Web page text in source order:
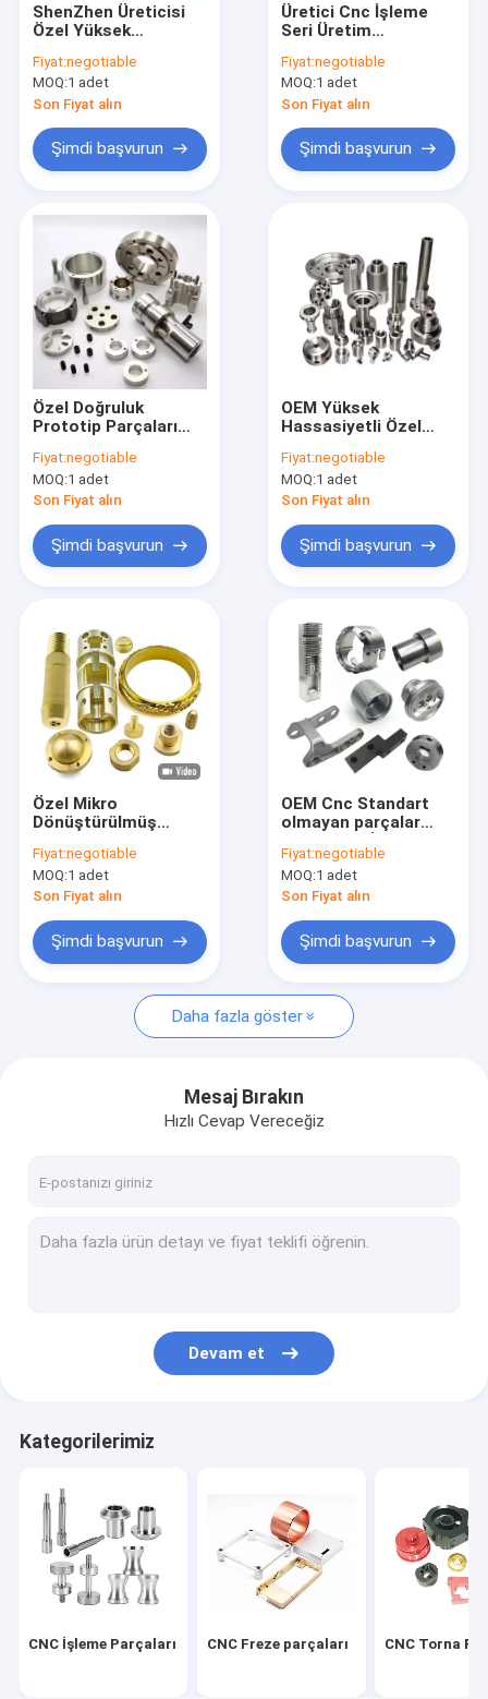
Ürün:% s
Hakkımızda
Fabrika turu
Haberler
Bir teklif isteği
CNC İşleme Parçaları
CNC Torna Parçaları
Lazer Kesim Parçaları
CNC İşleme İzle Parçaları
CNC Plastik Parçalar
CNC Ahşap Parçalar
Silindir Dişli
ShenZhen Üreticisi
Özel Yüksek
Paslanmaz Çelik
Bakır Pirinç Cnc
İşleme Hizmeti
Frezeleme Torna
Parçaları
Fiyat:negotiable
MOQ:1 adet
Son Fiyat alın
Şimdi başvurun
Üretici Cnc İşleme
Seri Üretim
İşlenmiş Parçalar
Siyah Eloksal Özel
Cnc İşleme Hizmeti
Fiyat:negotiable
MOQ:1 adet
Son Fiyat alın
Şimdi başvurun
Özel Doğruluk
Prototip Parçaları
Alüminyum Bakır CNC
İşlenmiş Metal Yedek
Parçalar Cnc İşleme
Fiyat:negotiable
MOQ:1 adet
Son Fiyat alın
Şimdi başvurun
OEM Yüksek
Hassasiyetli Özel
İşleme Router DIY
Parçaları Yağ Gaz
Makine Parçaları
İşleme Hizmetleri
Fiyat:negotiable
MOQ:1 adet
Son Fiyat alın
Şimdi başvurun
Özel Mikro
Dönüştürülmüş
Dönüştürülmüş Bakır
Bakır Metal yedek
Dönüştürme Mekanik
Hizmetleri
Fiyat:negotiable
MOQ:1 adet
Son Fiyat alın
Şimdi başvurun
OEM Cnc Standart
olmayan parçalar
Çelik Alüminyum
frezeleme ve
dönüştürme işleme
Fiyat:negotiable
MOQ:1 adet
Son Fiyat alın
Şimdi başvurun
Daha fazla göster
Mesaj Bırakın
Hızlı Cevap Vereceğiz
Devam et
Kategorilerimiz
CNC İşleme Parçaları CNC Freze parçaları CNC Torna